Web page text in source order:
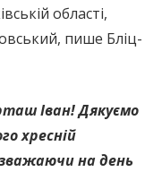
області,
пише Бліц-
Іван! Дякуємо
хресній
на день